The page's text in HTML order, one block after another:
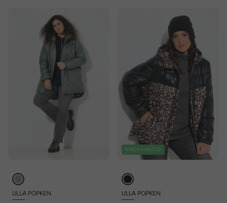
ULLA POPKEN
NACHHALTIG
ULLA POPKEN